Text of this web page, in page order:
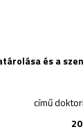
és a
című